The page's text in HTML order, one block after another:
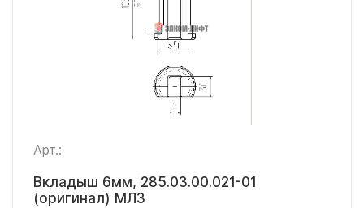
Арт.:
Вкладыш 6мм, 285.03.00.021-01
(оригинал) МЛЗ